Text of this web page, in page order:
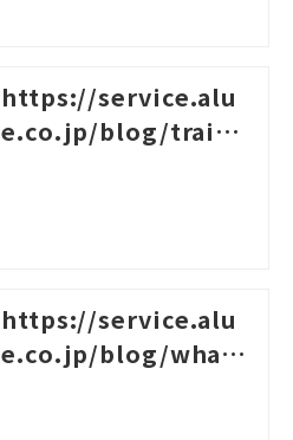
https://service.alu
e.co.jp/blog/traini
https://service.alu
e.co.jp/blog/what-i